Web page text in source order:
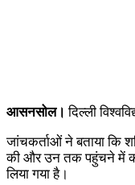
आसनसोल। दिल्ली
जांचकर्ताओं ने बताया कि
की और उन तक पहुंचने में
लिया गया है।